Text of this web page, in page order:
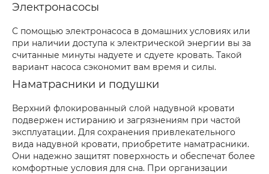
Электронасосы
С помощью электронасоса в домашних условиях или
при наличии доступа к электрической энергии вы за
считанные минуты надуете и сдуете кровать. Такой
вариант насоса сэкономит вам время и силы.
Наматрасники и подушки
Верхний флокированный слой надувной кровати
подвержен истиранию и загрязнениям при частой
эксплуатации. Для сохранения привлекательного
вида надувной кровати, приобретите наматрасники.
Они надежно защитят поверхность и обеспечат более
комфортные условия для сна. При организации